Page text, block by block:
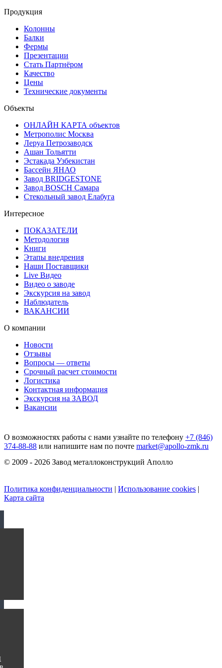
Продукция
Колонны
Балки
Фермы
Презентации
Стать Партнёром
Качество
Цены
Технические документы
Объекты
ОНЛАЙН КАРТА объектов
Метрополис Москва
Леруа Петрозаводск
Ашан Тольятти
Эстакада Узбекистан
Бассейн ЯНАО
Завод BRIDGESTONE
Завод BOSCH Самара
Стекольный завод Елабуга
Интересное
ПОКАЗАТЕЛИ
Методология
Книги
Этапы внедрения
Наши Поставщики
Live Видео
Видео о заводе
Экскурсия на завод
Наблюдатель
ВАКАНСИИ
О компании
Новости
Отзывы
Вопросы — ответы
Срочный расчет стоимости
Логистика
Контактная информация
Экскурсия на ЗАВОД
Вакансии
О возможностях работы с нами узнайте по телефону +7 (846)
374-88-88 или напишите нам по почте market@apollo-zmk.ru
© 2009 - 2026 Завод металлоконструкций Аполло
Политика конфиденциальности Использование cookies
Карта сайта